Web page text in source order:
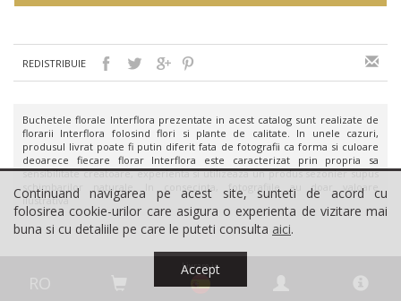
REDISTRIBUIE
Buchetele florale Interflora prezentate in acest catalog sunt realizate de
florarii Interflora folosind flori si plante de calitate. In unele cazuri,
produsul livrat poate fi putin diferit fata de fotografii ca forma si culoare
deoarece fiecare florar Interflora este caracterizat prin propria sa
sensibilitate creatoare, experienta si utilizeaza un produs sezonier supus
schimbarilor naturale. In consecinta, fotografiile au doar valoare
ilustrativa
Livrare in
Continuand navigarea pe acest site, sunteti de acord cu
folosirea cookie-urilor care asigura o experienta de vizitare mai
buna si cu detaliile pe care le puteti consulta aici.
Accept